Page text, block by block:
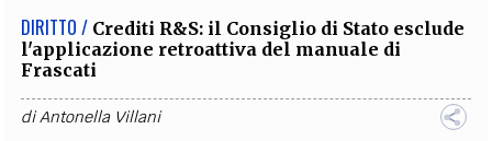
DIRITTO / Crediti R&S: il Consiglio di Stato esclude
l'applicazione retroattiva del manuale di
Frascati
diAntonella Villani